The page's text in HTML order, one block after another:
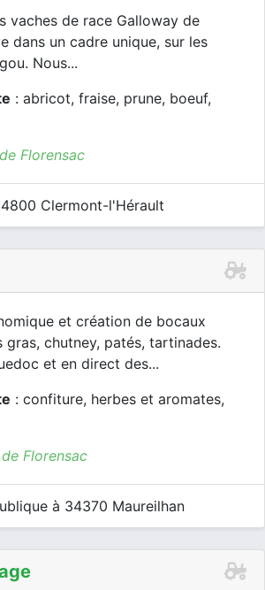
vaches de race Galloway de
dans un cadre unique, sur les
Nous...
: abricot, fraise, prune, boeuf,
Florensac
Clermont-l'Hérault
et création de bocaux
gras, chutney, patés, tartinades.
et en direct des...
: confiture, herbes et aromates,
Florensac
à 34370 Maureilhan